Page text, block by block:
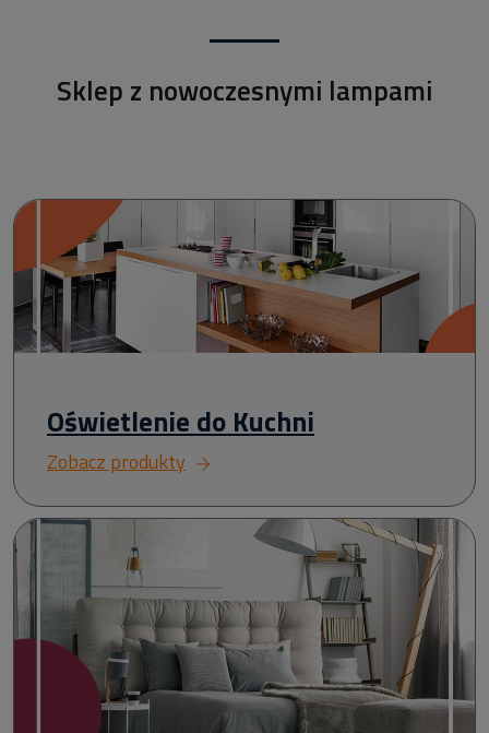
Sklep z nowoczesnymi lampami
Oświetlenie do Kuchni
Zobacz produkty